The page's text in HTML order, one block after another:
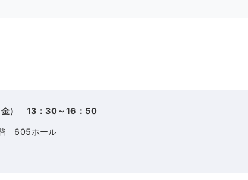
金） 13：30～16：50
605ホール